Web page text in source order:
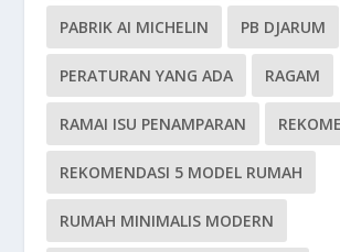
PABRIK AI MICHELIN PB DJARUM
PERATURAN YANG ADA RAGAM
RAMAI ISU PENAMPARAN
REKOMENDASI 5 MODEL RUMAH
RUMAH MINIMALIS MODERN